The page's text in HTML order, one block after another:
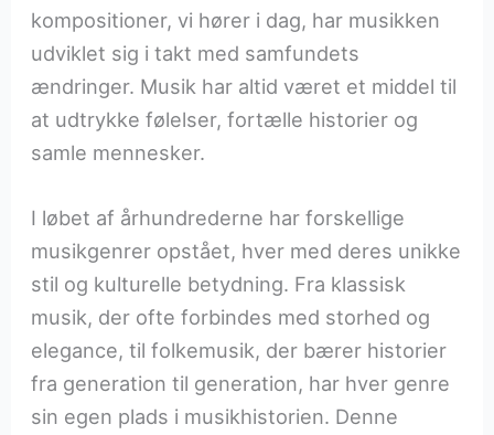
kompositioner, vi hører i dag, har musikken
udviklet sig i takt med samfundets
ændringer. Musik har altid været et middel til
at udtrykke følelser, fortælle historier og
samle mennesker.
I løbet af århundrederne har forskellige
musikgenrer opstået, hver med deres unikke
stil og kulturelle betydning. Fra klassisk
musik, der ofte forbindes med storhed og
elegance, til folkemusik, der bærer historier
fra generation til generation, har hver genre
sin egen plads i musikhistorien. Denne